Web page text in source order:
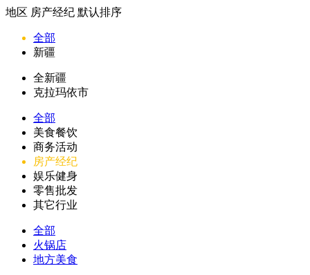
地区 房产经纪 默认排序
全部
新疆
全新疆
克拉玛依市
全部
美食餐饮
商务活动
房产经纪
娱乐健身
零售批发
其它行业
全部
火锅店
地方美食